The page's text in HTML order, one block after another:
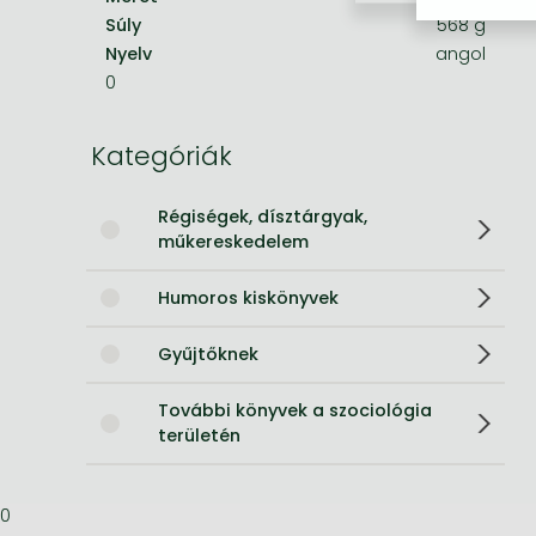
Bleach manga
One-Punch Man manga
Súly
568 g
Nyelv
angol
0
Kategóriák
Régiségek, dísztárgyak,
műkereskedelem
Humoros kiskönyvek
Gyűjtőknek
További könyvek a szociológia
területén
0